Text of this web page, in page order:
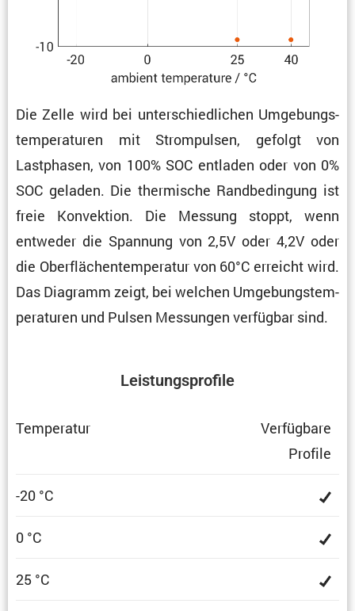
Die Zelle wird bei unter­schied­li­chen Umgebungs­
tem­pe­ra­turen mit Strom­pulsen, gefolgt von
Lastphasen, von 100% SOC entladen oder von 0%
SOC geladen. Die thermi­sche Randbe­din­gung ist
freie Konvek­tion. Die Messung stoppt, wenn
entweder die Spannung von 2,5V oder 4,2V oder
die Oberflä­chen­tem­pe­ratur von 60°C erreicht wird.
Das Diagramm zeigt, bei welchen Umgebungs­tem­
pe­ra­turen und Pulsen Messungen verfügbar sind.
Leistungs­pro­file
Tempe­ratur
Verfüg­bare
Profile
-20 °C
0 °C
25 °C